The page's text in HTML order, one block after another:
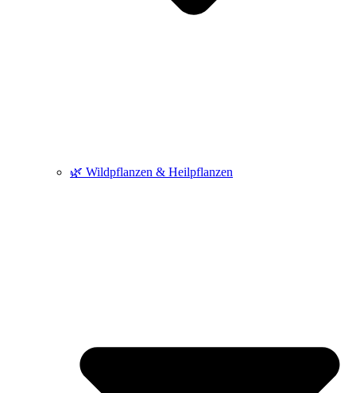
🌿 Wildpflanzen & Heilpflanzen